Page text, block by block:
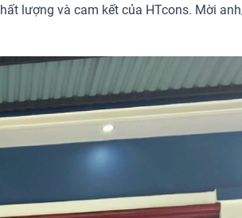
lượng và cam kết của HTcons. Mời